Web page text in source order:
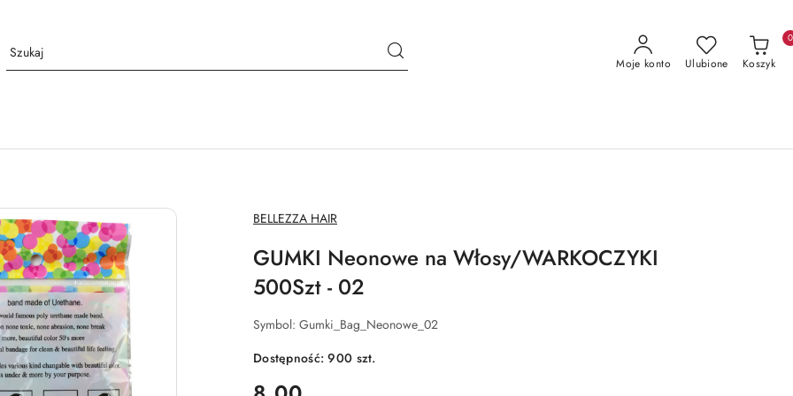
Moje konto Ulubione Koszyk
0
NAZWA
PRODUCENTA:
BELLEZZA HAIR
GUMKI Neonowe na Włosy/WARKOCZYKI
500Szt - 02
Symbol: Gumki_Bag_Neonowe_02
Dostępność:900 szt.